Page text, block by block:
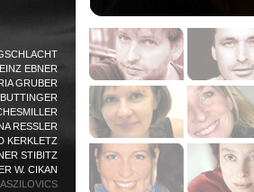
EBNER
GRUBER
RESSLER
KERKLETZ
STIBITZ
W. CIKAN